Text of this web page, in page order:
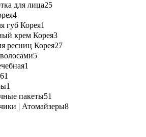
для лица25
4
губ Корея1
крем Корея3
ресниц Корея27
5
1
61
1
пакеты51
| Атомайзеры8